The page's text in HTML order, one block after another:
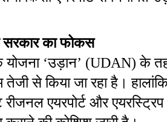
सरकार का फोकस
योजना ‘उड़ान’ (UDAN) के
से किया जा रहा है। हालांकि
एयरपोर्ट और